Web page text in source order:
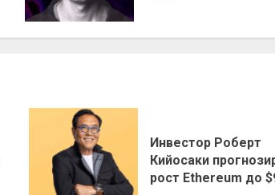
Инвестор Роберт
Кийосаки
рост Ethereum до